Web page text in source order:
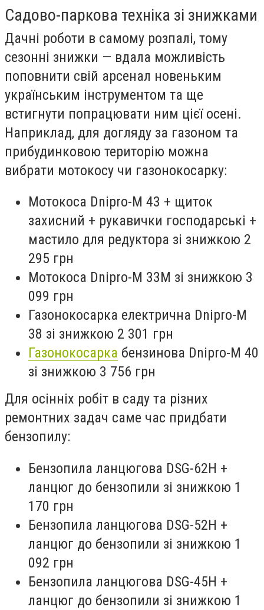
Садово-паркова техніка зі знижками
Дачні роботи в самому розпалі, тому
сезонні знижки — вдала можливість
поповнити свій арсенал новеньким
українським інструментом та ще
встигнути попрацювати ним цієї осені.
Наприклад, для догляду за газоном та
прибудинковою територію можна
вибрати мотокосу чи газонокосарку:
Мотокоса Dnipro-M 43 + щиток
захисний + рукавички господарські +
мастило для редуктора зі знижкою 2
295 грн
Мотокоса Dnipro-M 33М зі знижкою 3
099 грн
Газонокосарка електрична Dnipro-M
38 зі знижкою 2 301 грн
Газонокосарка бензинова Dnipro-M 40
зі знижкою 3 756 грн
Для осінніх робіт в саду та різних
ремонтних задач саме час придбати
бензопилу:
Бензопила ланцюгова DSG-62H +
ланцюг до бензопили зі знижкою 1
170 грн
Бензопила ланцюгова DSG-52H +
ланцюг до бензопили зі знижкою 1
092 грн
Бензопила ланцюгова DSG-45H +
ланцюг до бензопили зі знижкою 1